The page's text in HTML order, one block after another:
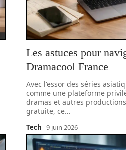
Les astuces pour
Dramacool France
Avec l'essor des séries
comme une plateforme
dramas et autres
gratuite, ce…
Tech 9 juin 2026